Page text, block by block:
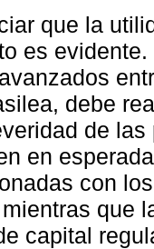
que la
es
debe
de
en
con
que
capital